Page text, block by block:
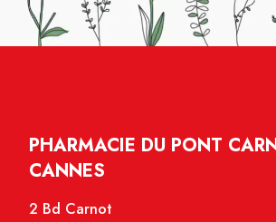
PHARMACIE DU PONT
CANNES
2 Bd Carnot